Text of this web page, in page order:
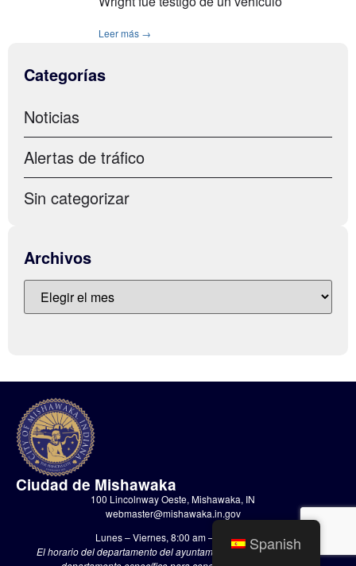
Leer más →
Categorías
Noticias
Alertas de tráfico
Sin categorizar
Archivos
Ciudad de Mishawaka
100 Lincolnway Oeste, Mishawaka, IN
webmaster@mishawaka.in.gov
Lunes – Viernes, 8:00 am – 5:00 pm
El horario del departamento del ayuntamiento varía, consulte el
Spanish